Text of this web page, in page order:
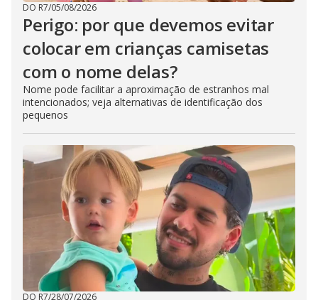
DO R7/05/08/2026
Perigo: por que devemos evitar
colocar em crianças camisetas
com o nome delas?
Nome pode facilitar a aproximação de estranhos mal
intencionados; veja alternativas de identificação dos
pequenos
DO R7/28/07/2026